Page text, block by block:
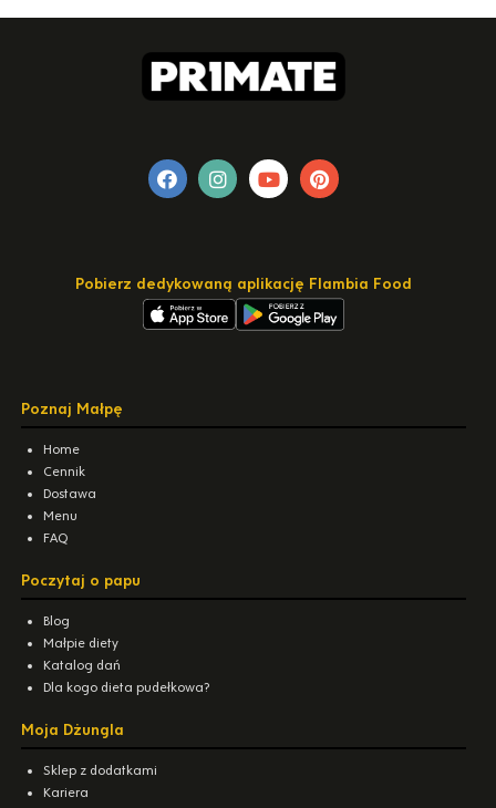
Pobierz dedykowaną aplikację Flambia Food
Poznaj Małpę
Home
Cennik
Dostawa
Menu
FAQ
Poczytaj o papu
Blog
Małpie diety
Katalog dań
Dla kogo dieta pudełkowa?
Moja Dżungla
Sklep z dodatkami
Kariera